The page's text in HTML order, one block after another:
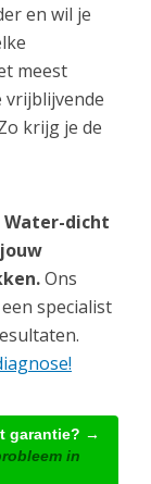
en wil je
meest
vrijblijvende
krijg je de
Water-dicht
Ons
specialist
garantie? →
in